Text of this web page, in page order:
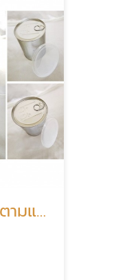
รับสั่งผลิตกระป๋องตามแบบ